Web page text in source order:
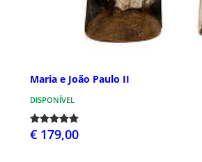
Maria e João Paulo II
DISPONÍVEL
€ 179,00